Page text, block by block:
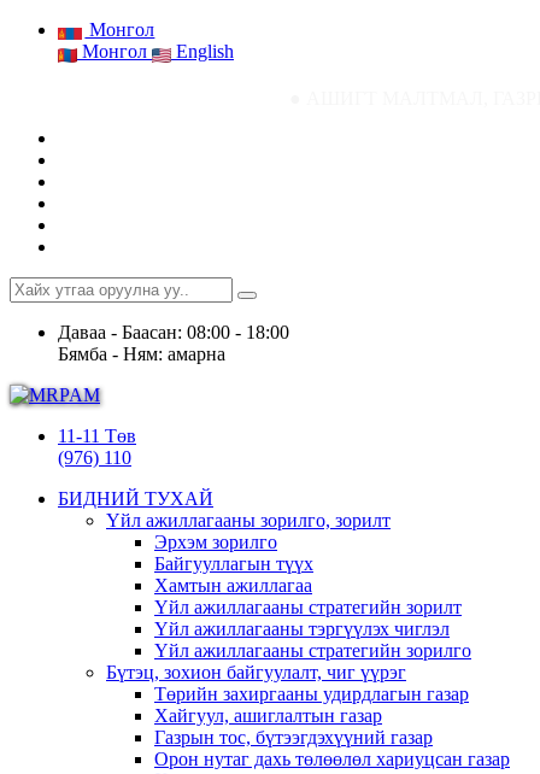
Монгол
Монгол
English
Даваа - Баасан: 08:00 - 18:00
Бямба - Ням: амарна
11-11 Төв
(976) 110
БИДНИЙ ТУХАЙ
Үйл ажиллагааны зорилго, зорилт
Эрхэм зорилго
Байгууллагын түүх
Хамтын ажиллагаа
Үйл ажиллагааны стратегийн зорилт
Үйл ажиллагааны тэргүүлэх чиглэл
Үйл ажиллагааны стратегийн зорилго
Бүтэц, зохион байгуулалт, чиг үүрэг
Төрийн захиргааны удирдлагын газар
Хайгуул, ашиглалтын газар
Газрын тос, бүтээгдэхүүний газар
Орон нутаг дахь төлөөлөл хариуцсан газар